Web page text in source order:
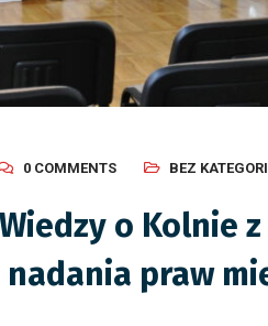
0 COMMENTS BEZ
o Kolnie
praw